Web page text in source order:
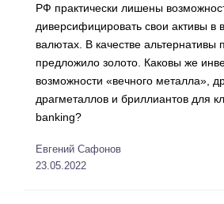
РФ практически лишены
диверсифицировать свои активы
валютах. В качестве альтернативы
предложило золото. Каковы же
возможности «вечного металла»,
драгметаллов и бриллиантов для
banking?
Евгений Сафонов
23.05.2022